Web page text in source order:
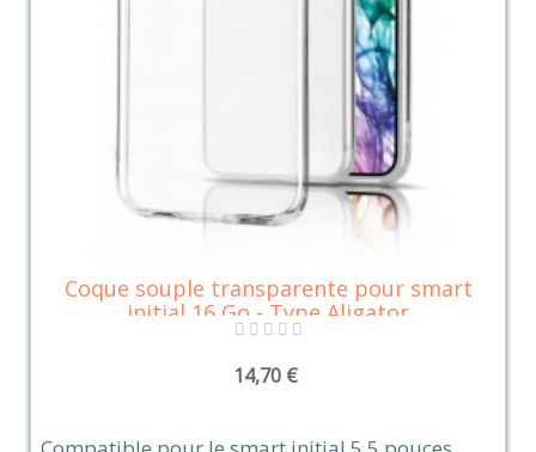
Coque souple transparente pour smart
initial 16 Go - Type Aligator
14,70 €